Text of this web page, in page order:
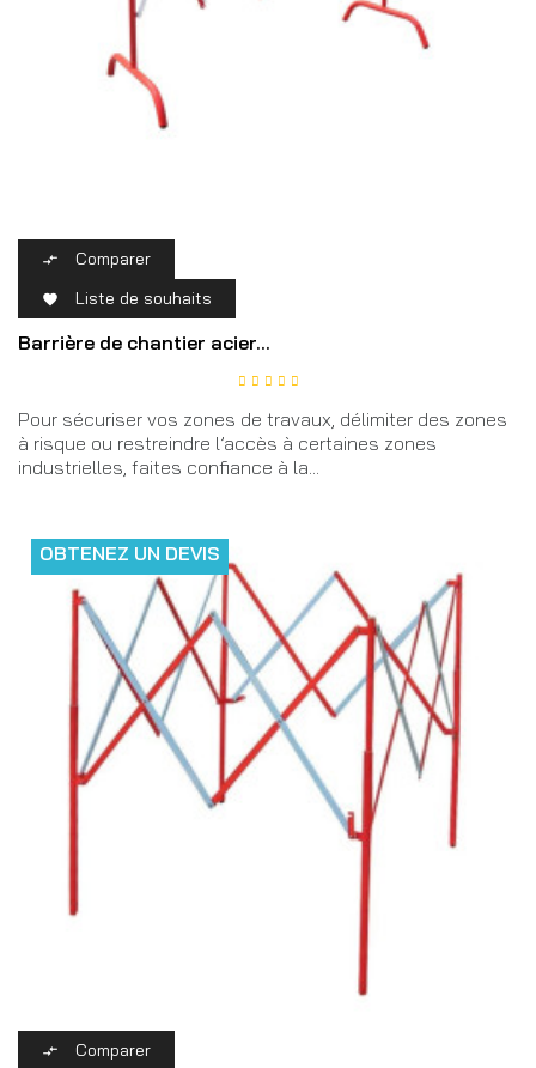
 Comparer
 Liste de souhaits
Barrière de chantier acier...
Pour sécuriser vos zones de travaux, délimiter des zones
à risque ou restreindre l’accès à certaines zones
industrielles, faites confiance à la...
OBTENEZ UN DEVIS
 Comparer